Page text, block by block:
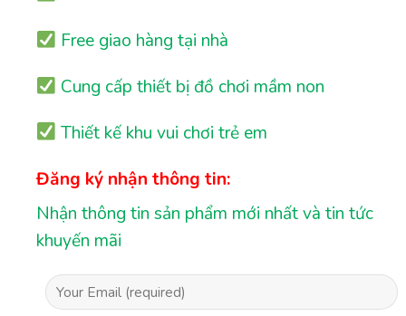
Free giao hàng tại nhà
Cung cấp thiết bị đồ chơi mầm non
Thiết kế khu vui chơi trẻ em
Đăng ký nhận thông tin:
Nhận thông tin sản phẩm mới nhất và tin tức
khuyến mãi